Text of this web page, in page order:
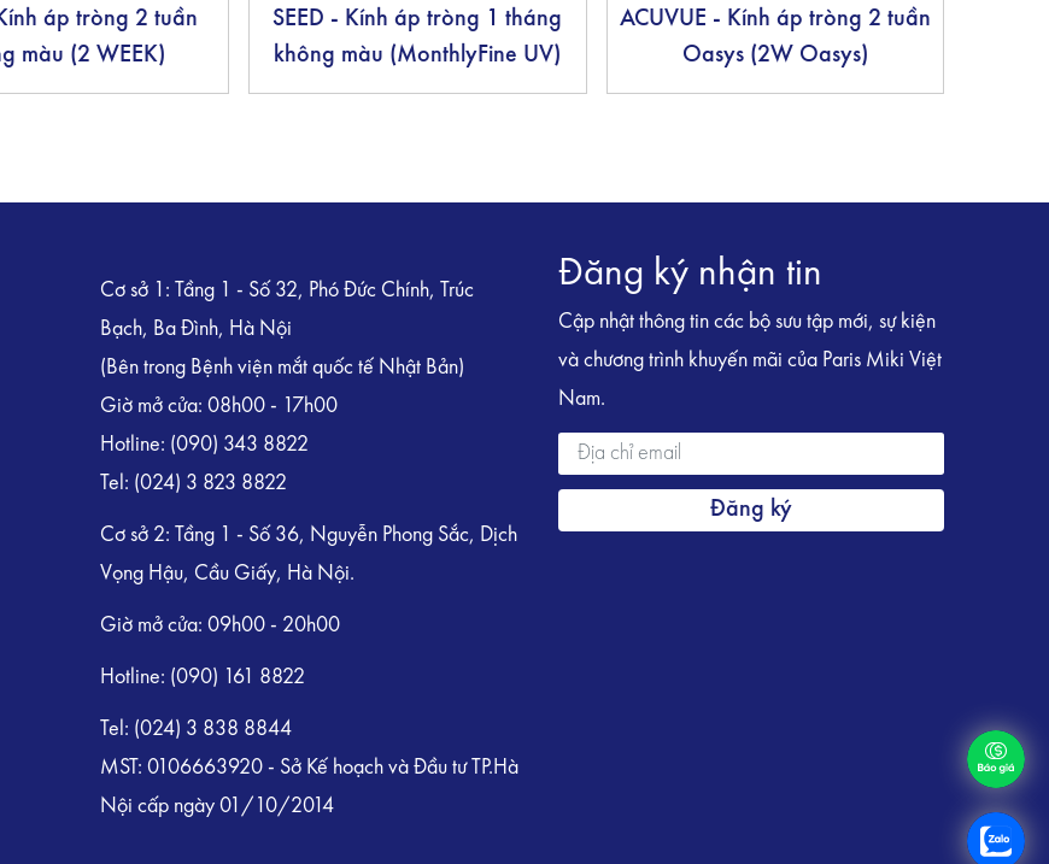
áp tròng 2 tuần
màu (2 WEEK)
SEED - Kính áp tròng 1 tháng
không màu (MonthlyFine UV)
ACUVUE - Kính áp tròng 2 tuần
Oasys (2W Oasys)
Cơ sở 1: Tầng 1 - Số 32, Phó Đức Chính, Trúc
Bạch, Ba Đình, Hà Nội
(Bên trong Bệnh viện mắt quốc tế Nhật Bản)
Giờ mở cửa: 08h00 - 17h00
Hotline: (090) 343 8822
Tel: (024) 3 823 8822
Cơ sở 2: Tầng 1 - Số 36, Nguyễn Phong Sắc, Dịch
Vọng Hậu, Cầu Giấy, Hà Nội.
Giờ mở cửa: 09h00 - 20h00
Hotline: (090) 161 8822
Tel: (024) 3 838 8844
MST: 0106663920 - Sở Kế hoạch và Đầu tư TP.Hà
Nội cấp ngày 01/10/2014
Đăng ký nhận tin
Cập nhật thông tin các bộ sưu tập mới, sự kiện
và chương trình khuyến mãi của Paris Miki Việt
Nam.
Đăng ký